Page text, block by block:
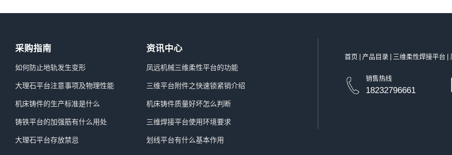
采购指南
如何防止地轨发生变形
大理石平台注意事项及物理性能
机床铸件的生产标准是什么
铸铁平台的加强筋有什么用处
大理石平台存放禁忌
资讯中心
凤远机械三维柔性平台的功能
三维平台附件之快速锁紧销介绍
机床铸件质量好坏怎么判断
三维焊接平台使用环境要求
划线平台有什么基本作用
首页 产品目录 三维柔性焊接平台
销售热线
18232796661